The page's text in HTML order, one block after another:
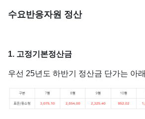
수요반응자원 정산
1. 고정기본정산금
우선 25년도 하반기 정산금 단가는 아